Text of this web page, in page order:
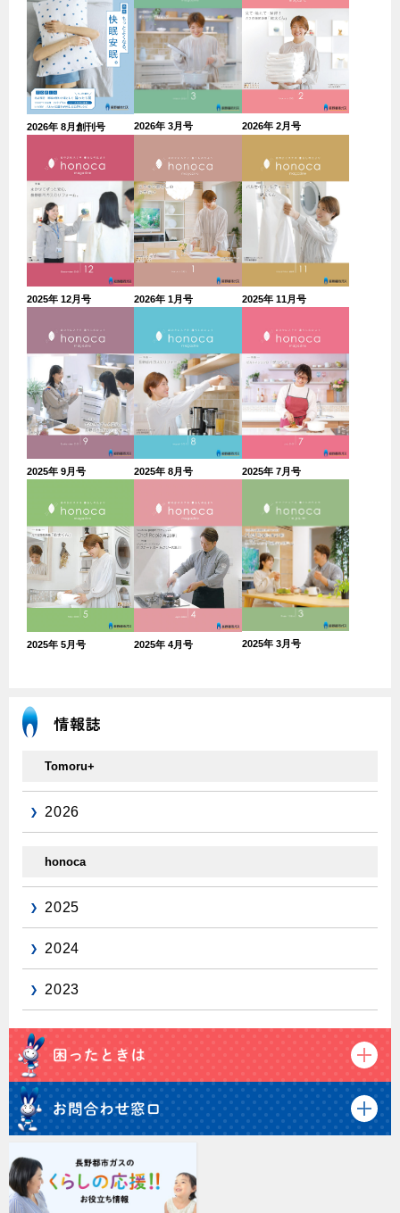
2026年 8月創刊号 2026年 3月号 2026年 2月号
2025年 12月号 2026年 1月号 2025年 11月号
2025年 9月号 2025年 8月号 2025年 7月号
2025年 5月号 2025年 4月号 2025年 3月号
Tomoru+
2026
honoca
2025
2024
2023